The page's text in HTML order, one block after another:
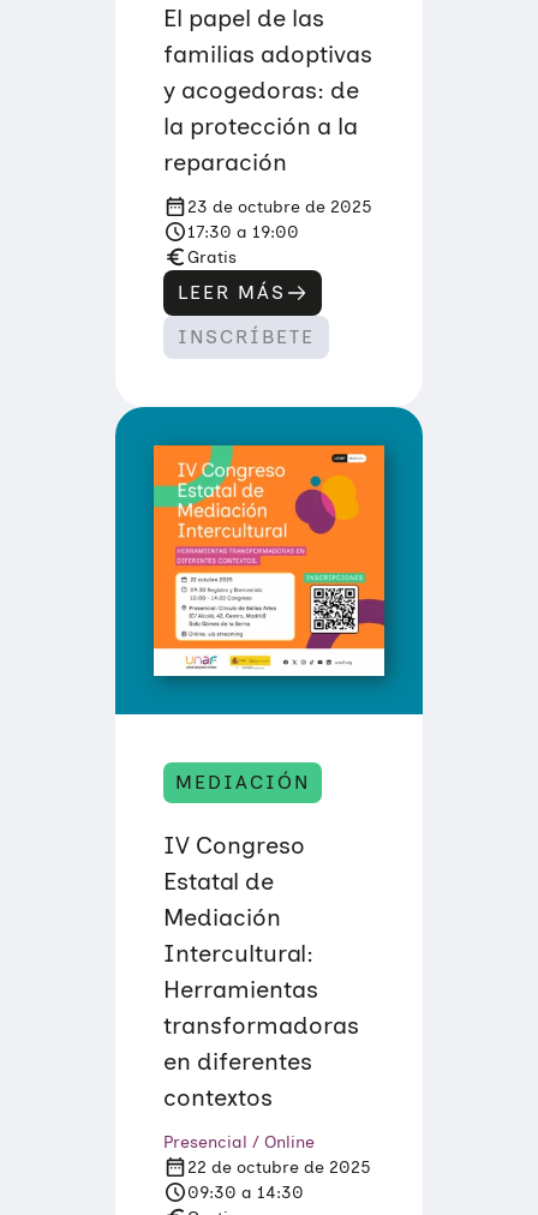
El papel de las
familias adoptivas
y acogedoras: de
la protección a la
reparación
23 de octubre de 2025
17:30 a 19:00
Gratis
LEER MÁS
:
E
L
P
E
L
A
S
F
A
M
I
L
I
A
S
P
T
I
A
S
Y
A
C
G
D
R
S
D
L
A
P
R
INSCRÍBETE
MEDIACIÓN
IV Congreso
Estatal de
Mediación
Intercultural:
Herramientas
transformadoras
en diferentes
contextos
Presencial / Online
22 de octubre de 2025
09:30 a 14:30